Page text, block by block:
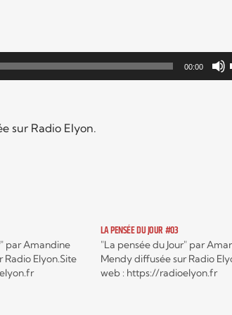
00:00
sur Radio Elyon.
par Amandine
Radio Elyon.Site
LA PENSÉE DU JOUR #03
"La pensée du Jour" par
Mendy diffusée sur Radio
web : ⁠https://radioelyon.fr⁠